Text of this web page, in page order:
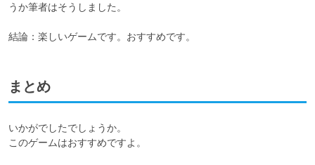
うか筆者はそうしました。
結論：楽しいゲームです。おすすめです。
まとめ
いかがでしたでしょうか。
このゲームはおすすめですよ。